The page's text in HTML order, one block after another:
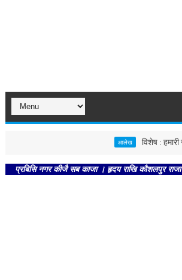
विशेष : हमारी
नगर कीजै सब काजा । हृदय राखि कौशलपुर राजा।।